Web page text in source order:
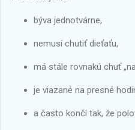
býva jednotvárne,
nemusí chutiť dieťaťu,
má stále rovnakú chuť
je viazané na presné
a často končí tak, že